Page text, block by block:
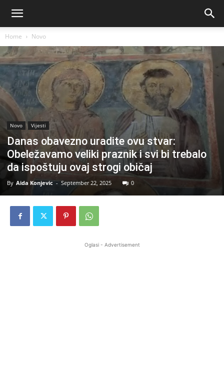
Home Novo
Novo Vijesti
Danas obavezno uradite ovu stvar:
Obeležavamo veliki praznik i svi bi trebalo
da ispoštuju ovaj strogi običaj
By Aida Konjevic - September 22, 2025 0
Oglasi - Advertisement